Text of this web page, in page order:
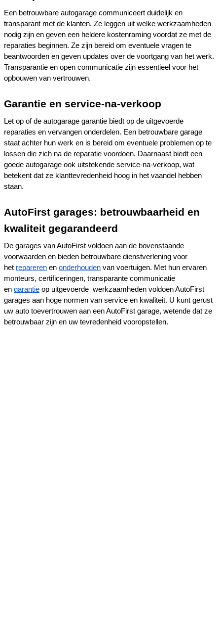
Een betrouwbare autogarage communiceert duidelijk en
transparant met de klanten. Ze leggen uit welke werkzaamheden
nodig zijn en geven een heldere kostenraming voordat ze met de
reparaties beginnen. Ze zijn bereid om eventuele vragen te
beantwoorden en geven updates over de voortgang van het werk.
Transparantie en open communicatie zijn essentieel voor het
opbouwen van vertrouwen.
Garantie en service-na-verkoop
Let op of de autogarage garantie biedt op de uitgevoerde
reparaties en vervangen onderdelen. Een betrouwbare garage
staat achter hun werk en is bereid om eventuele problemen op te
lossen die zich na de reparatie voordoen. Daarnaast biedt een
goede autogarage ook uitstekende service-na-verkoop, wat
betekent dat ze klanttevredenheid hoog in het vaandel hebben
staan.
AutoFirst garages: betrouwbaarheid en
kwaliteit gegarandeerd
De garages van AutoFirst voldoen aan de bovenstaande
voorwaarden en bieden betrouwbare dienstverlening voor
het repareren en onderhouden van voertuigen. Met hun ervaren
monteurs, certificeringen, transparante communicatie
en garantie op uitgevoerde  werkzaamheden voldoen AutoFirst
garages aan hoge normen van service en kwaliteit. U kunt gerust
uw auto toevertrouwen aan een AutoFirst garage, wetende dat ze
betrouwbaar zijn en uw tevredenheid vooropstellen.